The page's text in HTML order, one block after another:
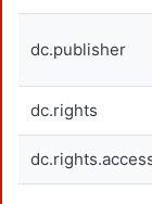
dc.publisher
dc.rights